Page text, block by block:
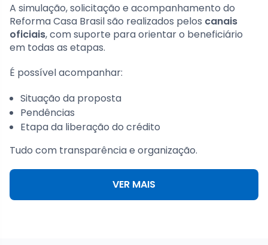
A simulação, solicitação e acompanhamento do
Reforma Casa Brasil são realizados pelos canais
oficiais, com suporte para orientar o beneficiário
em todas as etapas.
É possível acompanhar:
Situação da proposta
Pendências
Etapa da liberação do crédito
Tudo com transparência e organização.
VER MAIS